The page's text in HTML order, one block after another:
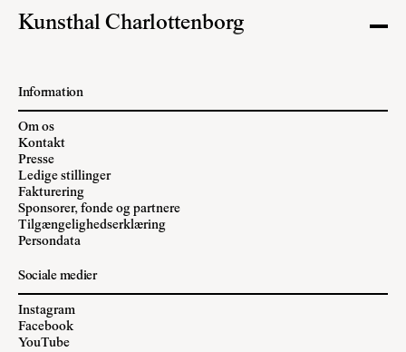
Kunsthal Charlottenborg
Information
Om os
Kontakt
Presse
Ledige stillinger
Fakturering
Sponsorer, fonde og partnere
Tilgængelighedserklæring
Persondata
Sociale medier
Instagram
Facebook
YouTube